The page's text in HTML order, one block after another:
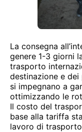
La consegna
genere 1-3 giorni
trasporto
destinazione e
si impegnano a
ottimizzando le
Il costo del
base alla tariffa
lavoro di